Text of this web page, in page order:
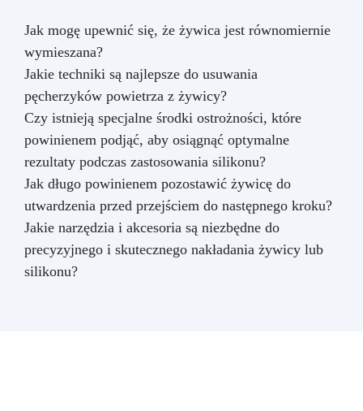
Jak mogę upewnić się, że żywica jest równomiernie
wymieszana?
Jakie techniki są najlepsze do usuwania
pęcherzyków powietrza z żywicy?
Czy istnieją specjalne środki ostrożności, które
powinienem podjąć, aby osiągnąć optymalne
rezultaty podczas zastosowania silikonu?
Jak długo powinienem pozostawić żywicę do
utwardzenia przed przejściem do następnego kroku?
Jakie narzędzia i akcesoria są niezbędne do
precyzyjnego i skutecznego nakładania żywicy lub
silikonu?